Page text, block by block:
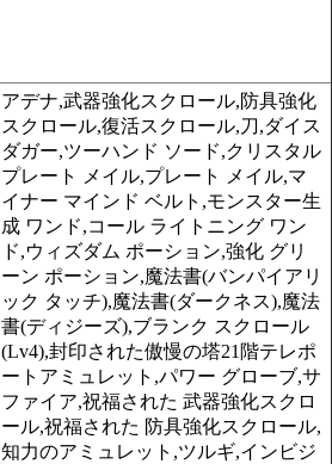
アデナ,武器強化スクロール,防具強化
スクロール,復活スクロール,刀,ダイス
ダガー,ツーハンド ソード,クリスタル
プレート メイル,プレート メイル,マ
イナー マインド ベルト,モンスター生
成 ワンド,コール ライトニング ワン
ド,ウィズダム ポーション,強化 グリ
ーン ポーション,魔法書(バンパイアリ
ック タッチ),魔法書(ダークネス),魔法
書(ディジーズ),ブランク スクロール
(Lv4),封印された傲慢の塔21階テレポ
ートアミュレット,パワー グローブ,サ
ファイア,祝福された 武器強化スクロ
ール,祝福された 防具強化スクロール,
知力のアミュレット,ツルギ,インビジ